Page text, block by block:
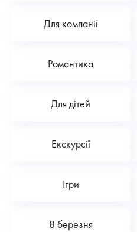
Для компанії
Романтика
Для дітей
Екскурсії
Ігри
8 березня